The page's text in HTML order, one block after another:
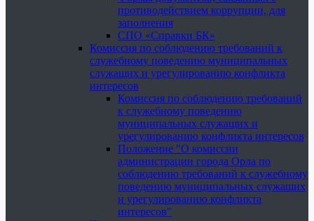
противодействием коррупции, для
заполнения
СПО «Справки БК»
Комиссия по соблюдению требований к
служебному поведению муниципальных
служащих и урегулированию конфликта
интересов
Комиссия по соблюдению требований
к служебному поведению
муниципальных служащих и
урегулированию конфликта интересов
Положение "О комиссии
администрации города Орла по
соблюдению требований к служебному
поведению муниципальных служащих
и урегулированию конфликта
интересов"